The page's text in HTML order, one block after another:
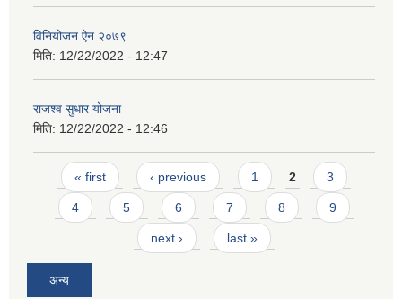
विनियोजन ऐन २०७९
मिति: 12/22/2022 - 12:47
राजश्व सुधार योजना
मिति: 12/22/2022 - 12:46
Pages
« first ‹ previous 1 2 3
4 5 6 7 8 9
next › last »
अन्य